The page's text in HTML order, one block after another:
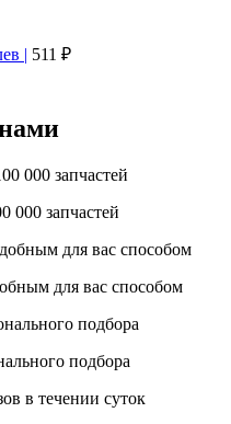
| 511 ₽
000 запчастей
для вас способом
подбора